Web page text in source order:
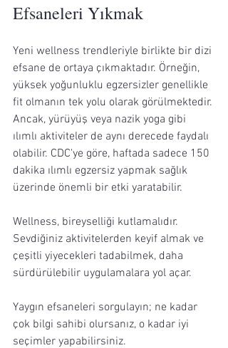
Efsaneleri Yıkmak
Yeni wellness trendleriyle birlikte bir dizi
efsane de ortaya çıkmaktadır. Örneğin,
yüksek yoğunluklu egzersizler genellikle
fit olmanın tek yolu olarak görülmektedir.
Ancak, yürüyüş veya nazik yoga gibi
ılımlı aktiviteler de aynı derecede faydalı
olabilir. CDC'ye göre, haftada sadece 150
dakika ılımlı egzersiz yapmak sağlık
üzerinde önemli bir etki yaratabilir.
Wellness, bireyselliği kutlamalıdır.
Sevdiğiniz aktivitelerden keyif almak ve
çeşitli yiyecekleri tadabilmek, daha
sürdürülebilir uygulamalara yol açar.
Yaygın efsaneleri sorgulayın; ne kadar
çok bilgi sahibi olursanız, o kadar iyi
seçimler yapabilirsiniz.